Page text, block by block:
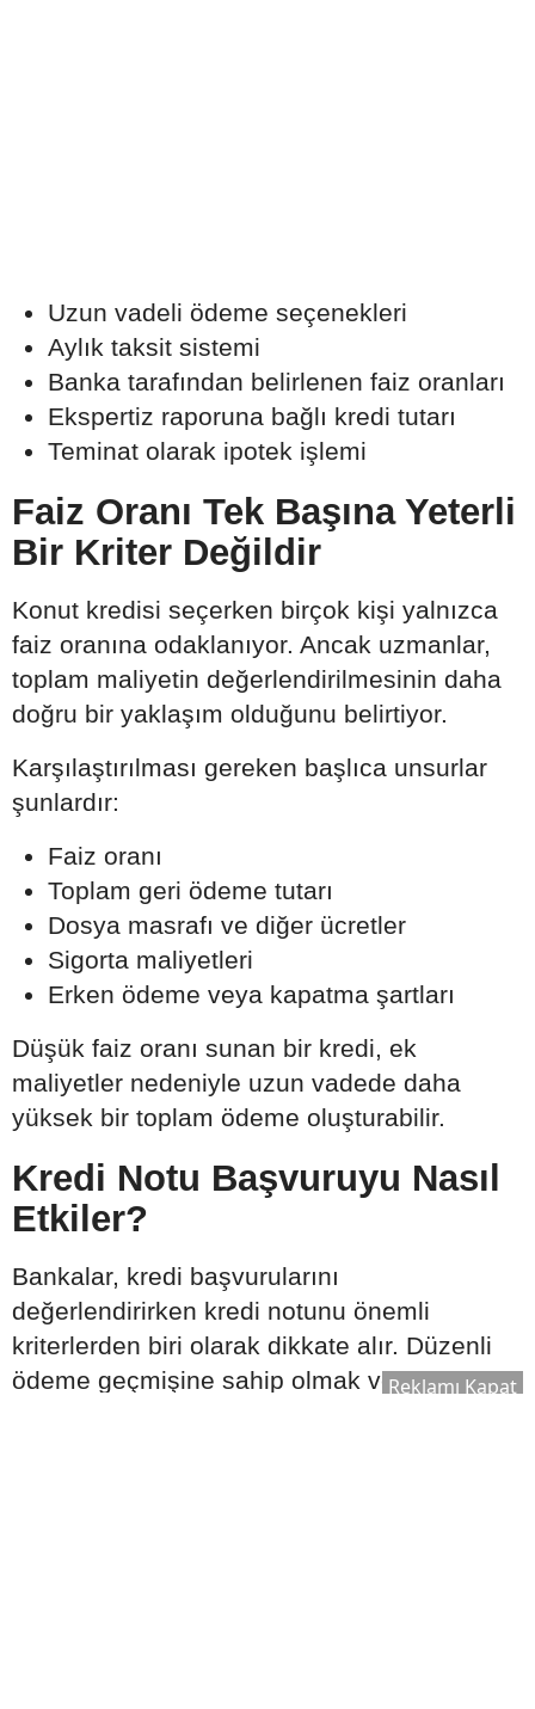
Uzun vadeli ödeme seçenekleri
Aylık taksit sistemi
Banka tarafından belirlenen faiz oranları
Ekspertiz raporuna bağlı kredi tutarı
Teminat olarak ipotek işlemi
Faiz Oranı Tek Başına Yeterli
Bir Kriter Değildir
Konut kredisi seçerken birçok kişi yalnızca
faiz oranına odaklanıyor. Ancak uzmanlar,
toplam maliyetin değerlendirilmesinin daha
doğru bir yaklaşım olduğunu belirtiyor.
Karşılaştırılması gereken başlıca unsurlar
şunlardır:
Faiz oranı
Toplam geri ödeme tutarı
Dosya masrafı ve diğer ücretler
Sigorta maliyetleri
Erken ödeme veya kapatma şartları
Düşük faiz oranı sunan bir kredi, ek
maliyetler nedeniyle uzun vadede daha
yüksek bir toplam ödeme oluşturabilir.
Kredi Notu Başvuruyu Nasıl
Etkiler?
Bankalar, kredi başvurularını
değerlendirirken kredi notunu önemli
kriterlerden biri olarak dikkate alır. Düzenli
ödeme geçmişine sahip olmak ve finansal
Reklamı Kapat